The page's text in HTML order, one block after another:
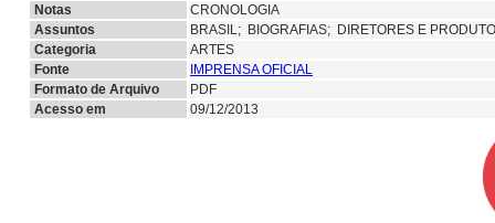
Notas
CRONOLOGIA
Assuntos
BRASIL; BIOGRAFIAS; DIRETORES E
Categoria
ARTES
Fonte
IMPRENSA OFICIAL
Formato de Arquivo
PDF
Acesso em
09/12/2013